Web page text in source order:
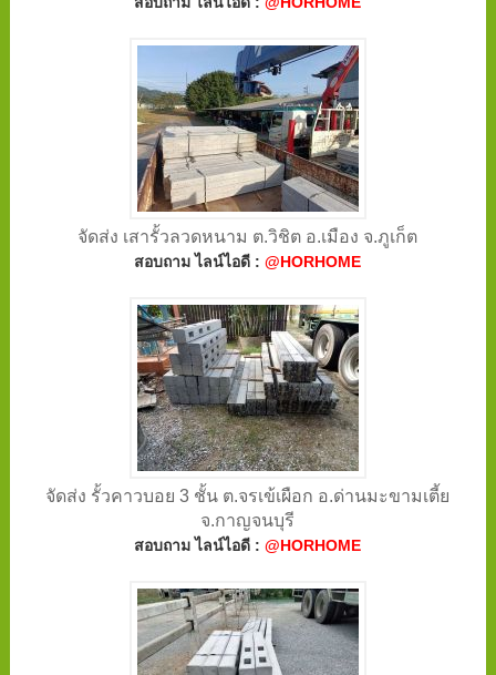
จัดส่ง เสารั้วลวดหนาม ต.วิชิต อ.เมือง จ.ภูเก็ต
สอบถาม ไลน์ไอดี :@HORHOME
จัดส่ง รั้วคาวบอย 3 ชั้น ต.จรเข้เผือก อ.ด่านมะขามเตี้ย
จ.กาญจนบุรี
สอบถาม ไลน์ไอดี :@HORHOME